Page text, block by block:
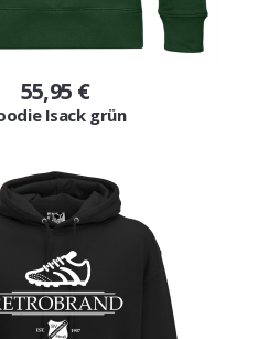
55,95 €
Isack grün